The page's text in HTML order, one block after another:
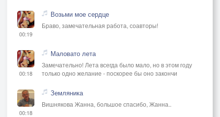
00:19
Возьми мое сердце
Браво, замечательная работа, соавторы!
00:18
Маловато лета
Замечательно! Лета всегда было мало, но в этом году
только одно желание - поскорее бы оно закончи
00:18
Земляника
Вишнякова Жанна, большое спасибо, Жанна..